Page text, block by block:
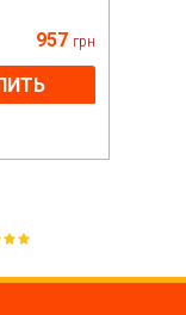
957 грн